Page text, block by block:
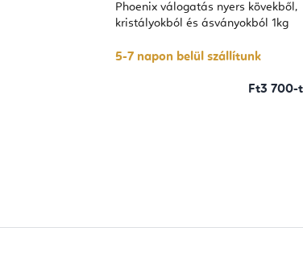
Phoenix válogatás nyers kövekből,
kristályokból és ásványokból 1kg
5-7 napon belül szállítunk
Ft3 700-